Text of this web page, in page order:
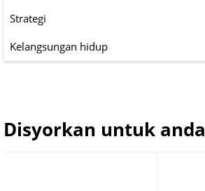
Strategi
Kelangsungan hidup
Disyorkan untuk anda